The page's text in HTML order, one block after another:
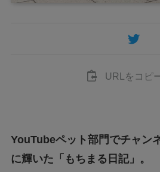
URLをコピ
YouTubeペット部門でチャン
に輝いた「もちまる日記」。